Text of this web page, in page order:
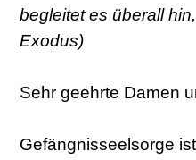
begleitet es überall
Exodus)
Sehr geehrte Damen
Gefängnisseelsorge